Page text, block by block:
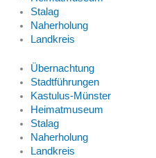
Stalag
Naherholung
Landkreis
Übernachtung
Stadtführungen
Kastulus-Münster
Heimatmuseum
Stalag
Naherholung
Landkreis